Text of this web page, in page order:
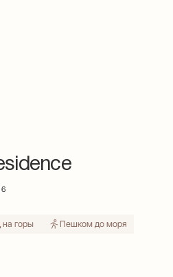
на горы Пешком до моря